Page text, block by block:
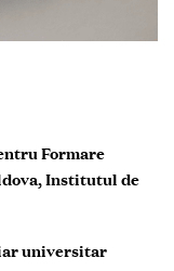
Formare
Institutul de
universitar